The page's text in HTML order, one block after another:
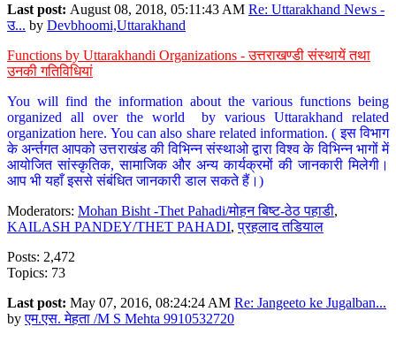
Last post: August 08, 2018, 05:11:43 AM Re: Uttarakhand News -
उ... by Devbhoomi,Uttarakhand
Functions by Uttarakhandi Organizations - उत्तराखण्डी संस्थायें तथा
उनकी गतिविधियां
You will find the information about the various functions being
organized all over the world by various Uttarakhand related
organization here. You can also share related information. ( इस विभाग
के अर्न्तगत आपको उत्तराखंड की विभिन्न संस्थाओ द्वारा विश्व के विभिन्न भागों में
आयोजित सांस्कृतिक, सामाजिक और अन्य कार्यक्रमों की जानकारी मिलेगी।
आप भी यहाँ इससे संबंधित जानकारी डाल सकते हैं।)
Moderators: Mohan Bisht -Thet Pahadi/मोहन बिष्ट-ठेठ पहाडी,
KAILASH PANDEY/THET PAHADI,प्रहलाद तडियाल
Posts: 2,472
Topics: 73
Last post: May 07, 2016, 08:24:24 AM Re: Jangeeto ke Jugalban...
byएम.एस. मेहता /M S Mehta 9910532720